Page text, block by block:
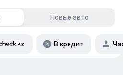
Новые авто
В кредит